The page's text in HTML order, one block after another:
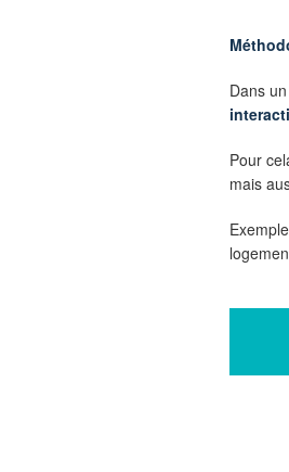
Dans
Pour
mais